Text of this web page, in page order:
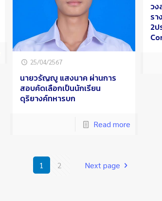
25/04/2567
นายวรัญญู แสงนาค ผ่านการ
สอบคัดเลือกเป็นนักเรียน
ดุริยางค์ทหารบก
Read more
ว
รา
2ป
1 2 Next page